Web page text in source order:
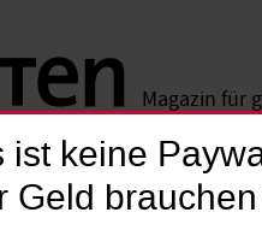
Magazin für
ist keine
Geld